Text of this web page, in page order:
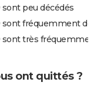
peu décédés
sont fréquemment
sont très
ont quittés ?